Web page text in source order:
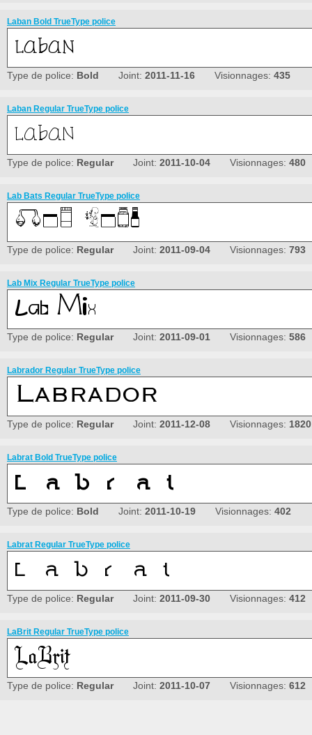
Laban Bold TrueType police
Type de police: Bold Joint: 2011-11-16 Visionnages: 435
Laban Regular TrueType police
Type de police: RegularJoint: 2011-10-04 Visionnages: 480
Lab Bats Regular TrueType police
Type de police: RegularJoint: 2011-09-04 Visionnages: 793
Lab Mix Regular TrueType police
Type de police: RegularJoint: 2011-09-01 Visionnages: 586
Labrador Regular TrueType police
Type de police: RegularJoint: 2011-12-08 Visionnages: 1820
Labrat Bold TrueType police
Type de police: Bold Joint: 2011-10-19 Visionnages: 402
Labrat Regular TrueType police
Type de police: RegularJoint: 2011-09-30 Visionnages: 412
LaBrit Regular TrueType police
Type de police: RegularJoint: 2011-10-07 Visionnages: 612